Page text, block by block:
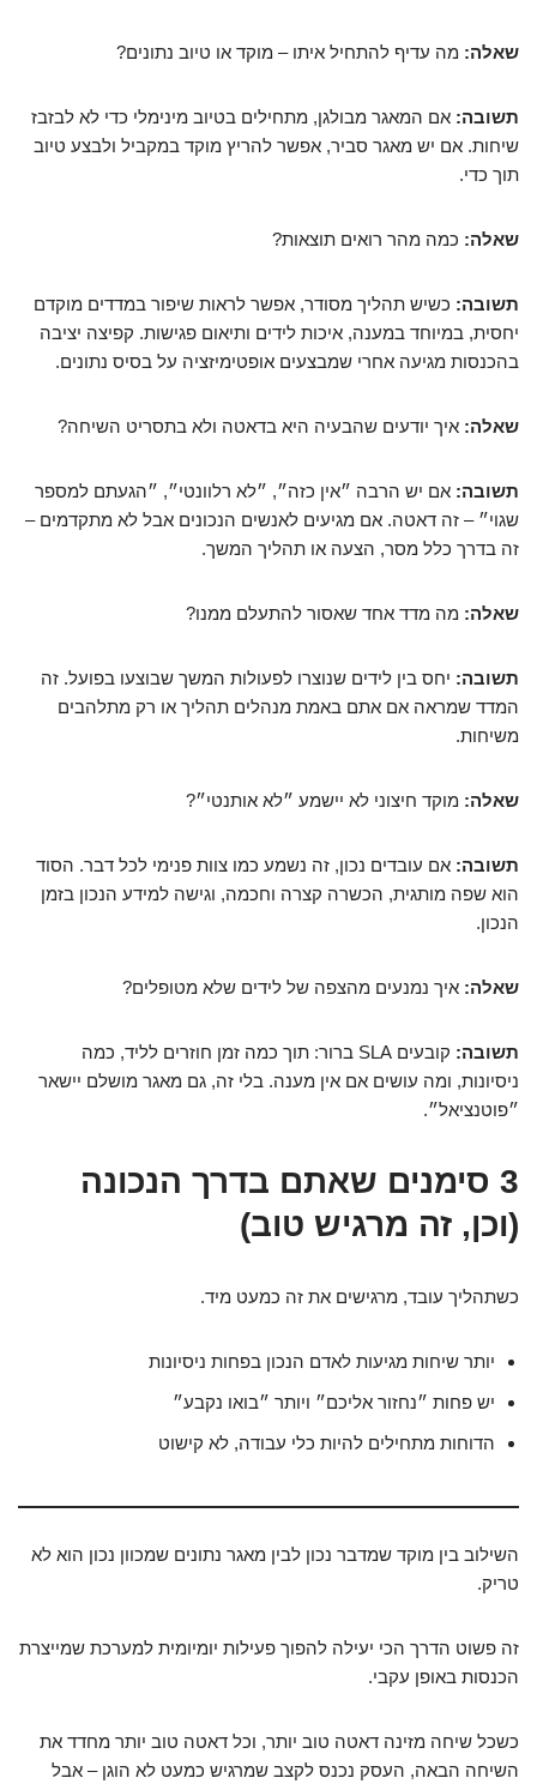
שאלה: מה עדיף להתחיל איתו – מוקד או טיוב נתונים?
תשובה: אם המאגר מבולגן, מתחילים בטיוב מינימלי כדי לא לבזבז
שיחות. אם יש מאגר סביר, אפשר להריץ מוקד במקביל ולבצע טיוב
תוך כדי.
שאלה: כמה מהר רואים תוצאות?
תשובה: כשיש תהליך מסודר, אפשר לראות שיפור במדדים מוקדם
יחסית, במיוחד במענה, איכות לידים ותיאום פגישות. קפיצה יציבה
בהכנסות מגיעה אחרי שמבצעים אופטימיזציה על בסיס נתונים.
שאלה: איך יודעים שהבעיה היא בדאטה ולא בתסריט השיחה?
תשובה: אם יש הרבה ״אין כזה״, ״לא רלוונטי״, ״הגעתם למספר
שגוי״ – זה דאטה. אם מגיעים לאנשים הנכונים אבל לא מתקדמים –
זה בדרך כלל מסר, הצעה או תהליך המשך.
שאלה: מה מדד אחד שאסור להתעלם ממנו?
תשובה: יחס בין לידים שנוצרו לפעולות המשך שבוצעו בפועל. זה
המדד שמראה אם אתם באמת מנהלים תהליך או רק מתלהבים
משיחות.
שאלה: מוקד חיצוני לא יישמע ״לא אותנטי״?
תשובה: אם עובדים נכון, זה נשמע כמו צוות פנימי לכל דבר. הסוד
הוא שפה מותגית, הכשרה קצרה וחכמה, וגישה למידע הנכון בזמן
הנכון.
שאלה: איך נמנעים מהצפה של לידים שלא מטופלים?
תשובה:
קובעים SLA ברור: תוך כמה זמן חוזרים לליד, כמה
ניסיונות, ומה עושים אם אין מענה. בלי זה, גם מאגר מושלם יישאר
״פוטנציאל״.
3 סימנים שאתם בדרך הנכונה
(וכן, זה מרגיש טוב)
כשתהליך עובד, מרגישים את זה כמעט מיד.
יותר שיחות מגיעות לאדם הנכון בפחות ניסיונות
יש פחות ״נחזור אליכם״ ויותר ״בואו נקבע״
הדוחות מתחילים להיות כלי עבודה, לא קישוט
השילוב בין מוקד שמדבר נכון לבין מאגר נתונים שמכוון נכון הוא לא
טריק.
זה פשוט הדרך הכי יעילה להפוך פעילות יומיומית למערכת שמייצרת
הכנסות באופן עקבי.
כשכל שיחה מזינה דאטה טוב יותר, וכל דאטה טוב יותר מחדד את
השיחה הבאה, העסק נכנס לקצב שמרגיש כמעט לא הוגן – אבל